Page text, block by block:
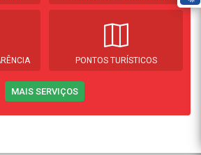
PONTOS TURÍSTICOS
MAIS SERVIÇOS